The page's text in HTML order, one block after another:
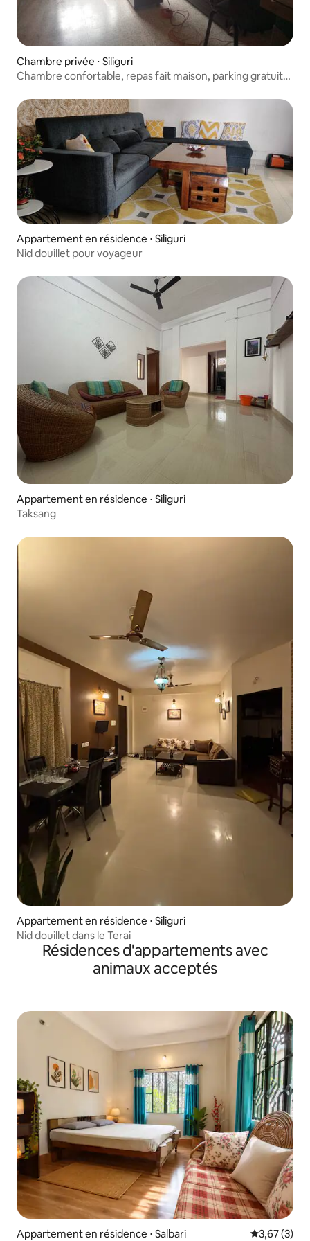
Chambre privée ⋅ Siliguri
Chambre confortable, repas fait maison, parking gratuit
Appartement en résidence ⋅ Siliguri
Nid douillet pour voyageur
Appartement en résidence ⋅ Siliguri
Taksang
Appartement en résidence ⋅ Siliguri
Nid douillet dans le Terai
Résidences d'appartements avec
animaux acceptés
Appartement en résidence ⋅ Salbari Évaluation
3,67 (3)